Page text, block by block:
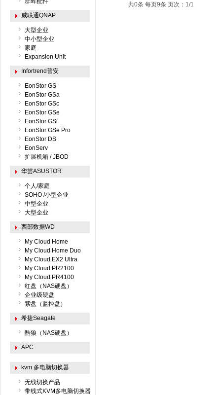
共0条 每页9条 页次：1/1
威联通QNAP
大型企业
中小型企业
家庭
Expansion Unit
Infortrend普安
EonStor GS
EonStor GSa
EonStor GSc
EonStor GSe
EonStor GSi
EonStor GSe Pro
EonStor DS
EonServ
扩展机箱 / JBOD
华芸ASUSTOR
个人/家庭
SOHO /小型企业
中型企业
大型企业
西部数据WD
My Cloud Home
My Cloud Home Duo
My Cloud EX2 Ultra
My Cloud PR2100
My Cloud PR4100
红盘（NAS硬盘）
企业级硬盘
紫盘（监控盘）
希捷Seagate
酷狼（NAS硬盘）
APC
kvm 多电脑切换器
无线切换产品
带线式KVM多电脑切换器